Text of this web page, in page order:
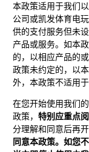
本政策适用于我们
公司或凯发体育电
供的支付服务但未
产品或服务。如本
的，以相应产品的
政策未约定的，以
外，本政策不适用
在您开始使用我们
政策， 特别应重点
分理解和同意后再开
同意本政策。如您